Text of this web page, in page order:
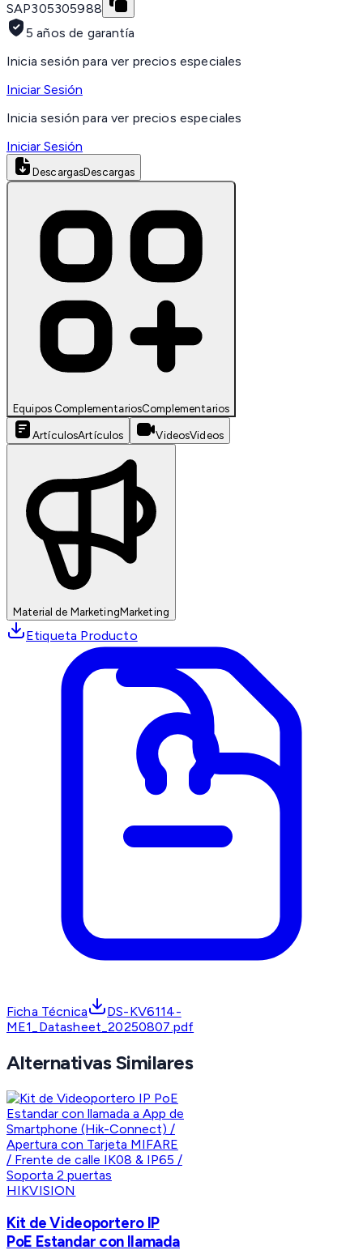
SAP305305988
5 años de garantía
Inicia sesión para ver precios especiales
Iniciar Sesión
Inicia sesión para ver precios especiales
Iniciar Sesión
DescargasDescargas
Equipos ComplementariosComplementarios
ArtículosArtículos VideosVideos
Material de MarketingMarketing
Etiqueta Producto
Ficha Técnica
DS-KV6114-
ME1_Datasheet_20250807.pdf
Alternativas Similares
HIKVISION
Kit de Videoportero IP
PoE Estandar con llamada